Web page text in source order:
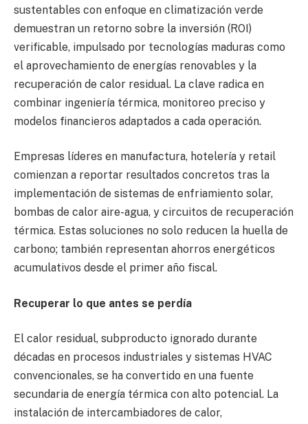
sustentables con enfoque en climatización verde
demuestran un retorno sobre la inversión (ROI)
verificable, impulsado por tecnologías maduras como
el aprovechamiento de energías renovables y la
recuperación de calor residual. La clave radica en
combinar ingeniería térmica, monitoreo preciso y
modelos financieros adaptados a cada operación.
Empresas líderes en manufactura, hotelería y retail
comienzan a reportar resultados concretos tras la
implementación de sistemas de enfriamiento solar,
bombas de calor aire-agua, y circuitos de recuperación
térmica. Estas soluciones no solo reducen la huella de
carbono; también representan ahorros energéticos
acumulativos desde el primer año fiscal.
Recuperar lo que antes se perdía
El calor residual, subproducto ignorado durante
décadas en procesos industriales y sistemas HVAC
convencionales, se ha convertido en una fuente
secundaria de energía térmica con alto potencial. La
instalación de intercambiadores de calor,